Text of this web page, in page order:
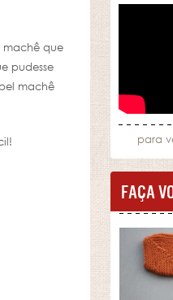
machê que
pudesse
machê
para
FAÇA